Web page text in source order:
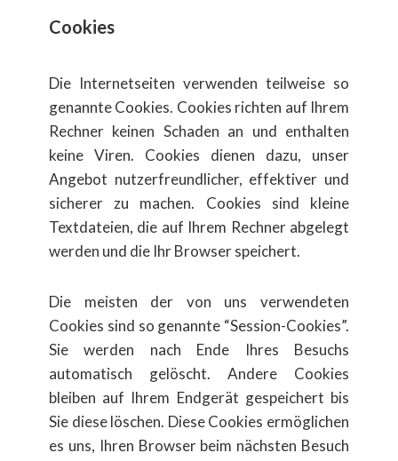
Cookies
Die Internetseiten verwenden teilweise so
genannte Cookies. Cookies richten auf Ihrem
Rechner keinen Schaden an und enthalten
keine Viren. Cookies dienen dazu, unser
Angebot nutzerfreundlicher, effektiver und
sicherer zu machen. Cookies sind kleine
Textdateien, die auf Ihrem Rechner abgelegt
werden und die Ihr Browser speichert.
Die meisten der von uns verwendeten
Cookies sind so genannte “Session-Cookies”.
Sie werden nach Ende Ihres Besuchs
automatisch gelöscht. Andere Cookies
bleiben auf Ihrem Endgerät gespeichert bis
Sie diese löschen. Diese Cookies ermöglichen
es uns, Ihren Browser beim nächsten Besuch